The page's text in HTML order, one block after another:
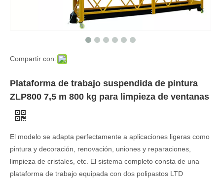
Compartir con:
Plataforma de trabajo suspendida de pintura
ZLP800 7,5 m 800 kg para limpieza de ventanas
El modelo se adapta perfectamente a aplicaciones ligeras como
pintura y decoración, renovación, uniones y reparaciones,
limpieza de cristales, etc. El sistema completo consta de una
plataforma de trabajo equipada con dos polipastos LTD